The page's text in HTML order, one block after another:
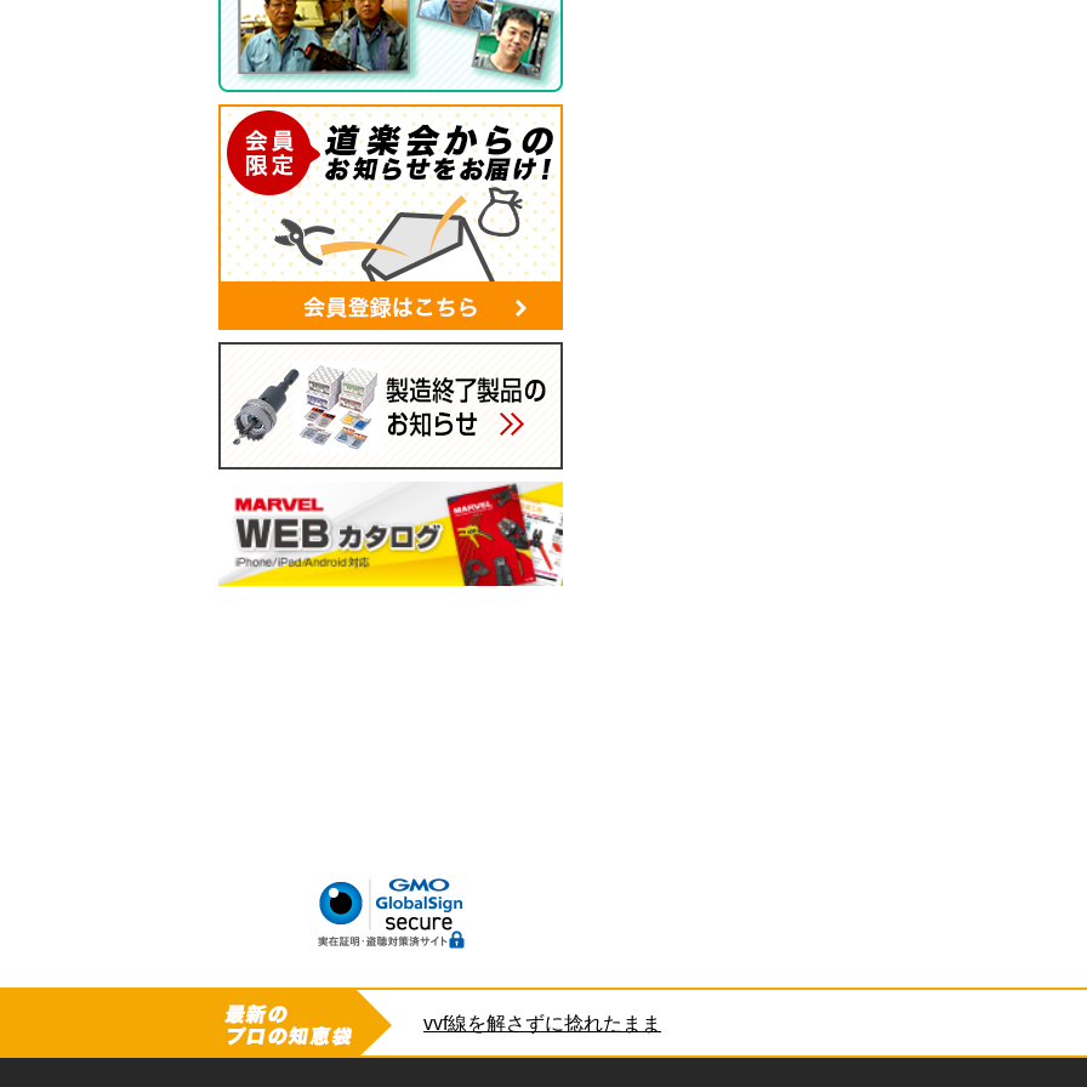
ツールバッグ
帆布シリーズ
現場用ゴミ箱
蛍光灯・モールバッグ
手袋
パーツボックス
電工バケツ
ケーブルタイホルダー
マルチポーチ
小判型ポケット
vvf線を解さずに捻れたまま